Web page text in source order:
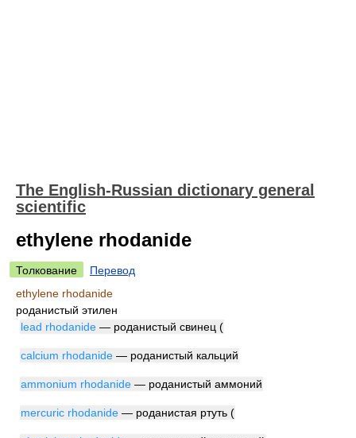
The English-Russian dictionary general
scientific
ethylene rhodanide
Толкование
Перевод
ethylene rhodanide
роданистый этилен
lead rhodanide — роданистый свинец (
calcium rhodanide — роданистый кальций
ammonium rhodanide — роданистый аммоний
mercuric rhodanide — роданистая ртуть (